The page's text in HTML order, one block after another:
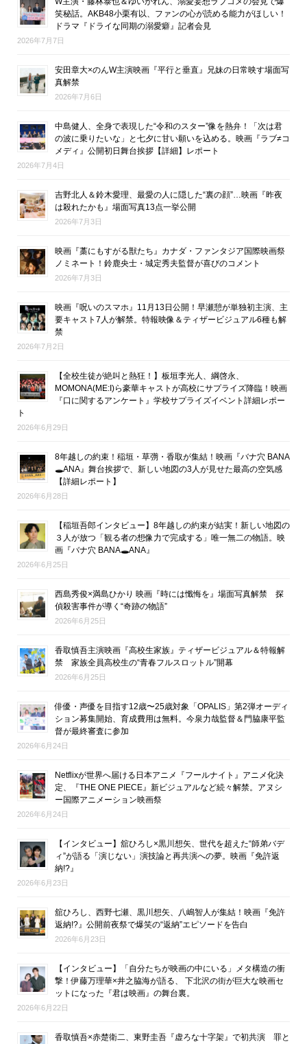
笑秘話。AKB48小栗有以、ファンの心が読める能力がほしい！
ドラマ『ドライな同期の溺愛癖』記者会見
2026年7月7日
安田章大×のんW主演映画『平行と垂直』兄妹の日常映す場面写
真解禁
2026年7月6日
中島健人、全身で表現した“令和のスター”像を熱弁！「次は君
の波に乗りたいな」と七夕に甘い願いを込める。映画『ラブ≠コ
メディ』公開初日舞台挨拶【詳細】レポート
2026年7月4日
吉野北人＆鈴木愛理、最愛の人に隠した“裏の顔”…映画『昨夜
は殺れたかも』場面写真13点一挙公開
2026年7月3日
映画『藁にもすがる獣たち』カナダ・ファンタジア国際映画祭
ノミネート！鈴鹿央士・城定秀夫監督が喜びのコメント
2026年7月3日
映画『呪いのスマホ』11月13日公開！早瀬憩が単独初主演、主
要キャスト7人が解禁。特報映像＆ティザービジュアル6種も解
禁
2026年7月2日
【全校生徒が絶叫と熱狂！】板垣李光人、綱啓永、
MOMONA(ME:I)ら豪華キャストが高校にサプライズ降臨！映画
『口に関するアンケート』学校サプライズイベント詳細レポー
ト
2026年6月29日
8年越しの約束！稲垣・草彅・香取が集結！映画『バナ穴 BANA
🕳ANA』舞台挨拶で、新しい地図の3人が見せた最高の空気感
【詳細レポート】
2026年6月28日
【稲垣吾郎インタビュー】8年越しの約束が結実！新しい地図の
３人が放つ「観る者の想像力で完成する」唯一無二の物語。映
画『バナ穴 BANA🕳ANA』
2026年6月25日
西島秀俊×満島ひかり 映画『時には懺悔を』場面写真解禁 探
偵殺害事件が導く“奇跡の物語”
2026年6月25日
香取慎吾主演映画『高校生家族』ティザービジュアル＆特報解
禁 家族全員高校生の“青春フルスロットル”開幕
2026年6月25日
俳優・声優を目指す12歳〜25歳対象「OPALIS」第2弾オーディ
ション募集開始、育成費用は無料。今泉力哉監督＆門脇康平監
督が最終審査に参加
2026年6月24日
Netflixが世界へ届ける日本アニメ『フールナイト』アニメ化決
定、『THE ONE PIECE』新ビジュアルなど続々解禁。アヌシ
ー国際アニメーション映画祭
2026年6月24日
【インタビュー】舘ひろし×黒川想矢、世代を超えた“師弟バデ
ィ”が語る「演じない」演技論と再共演への夢。映画『免許返
納!?』
2026年6月23日
舘ひろし、西野七瀬、黒川想矢、八嶋智人が集結！映画『免許
返納!?』公開前夜祭で爆笑の“返納”エピソードを告白
2026年6月23日
【インタビュー】「自分たちが映画の中にいる」メタ構造の衝
撃！伊藤万理華×井之脇海が語る、 下北沢の街が巨大な映画セ
ットになった『君は映画』の舞台裏。
2026年6月22日
香取慎吾×赤楚衛二、東野圭吾『虚ろな十字架』で初共演 罪と